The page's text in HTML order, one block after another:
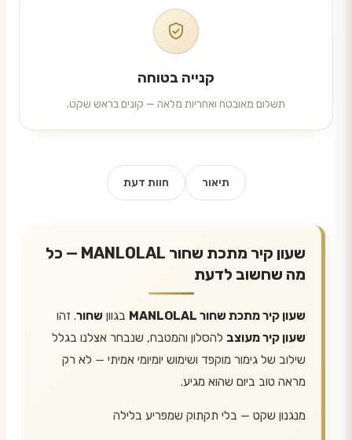
קנייה בטוחה
תשלום מאובטח ואחריות מלאה — קונים בראש שקט.
תיאור חוות דעת
שעון קיר מתכת שחור MANLOLAL — כל
מה שחשוב לדעת
שעון קיר מתכת שחור MANLOLAL בגוון שחור. זהו
שעון קיר מעוצב להסלון והמטבח, שנבחר אצלנו בגלל
שילוב של גימור מוקפד ושימוש יומיומי אמיתי — לא רק
מראה טוב ביום שהוא מגיע.
מנגנון שקט — בלי תקתוק שמפריע בלילה